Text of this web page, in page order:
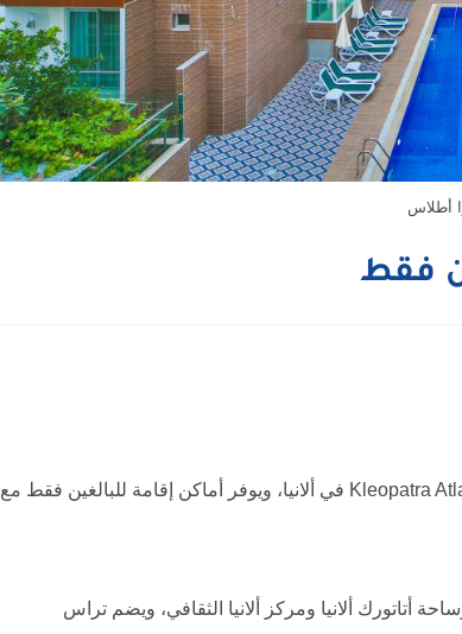
أطلاس
فقط
يقع فندق كليوباترا أطلاس – للبالغين فقط Kleopatra Atlas Hotel – Adults Only في ألانيا، ويوفر أماكن إقامة للبالغين فقط مع
أتاتورك ألانيا ومركز ألانيا الثقافي، ويضم تراس